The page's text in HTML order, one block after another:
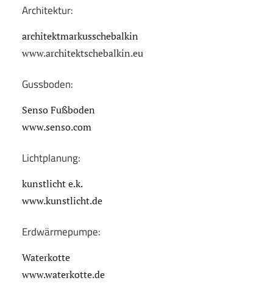
Architektur:
architektmarkusschebalkin
www.architektschebalkin.eu
Gussboden:
Senso Fußboden
www.senso.com
Lichtplanung:
kunstlicht e.k.
www.kunstlicht.de
Erdwärmepumpe:
Waterkotte
www.waterkotte.de